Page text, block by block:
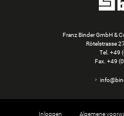
Franz Binder GmbH &
Rötelstrasse
Tel. +49
Fax. +49
Inloggen Algemene